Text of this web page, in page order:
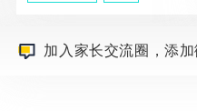
加入家长交流圈，添